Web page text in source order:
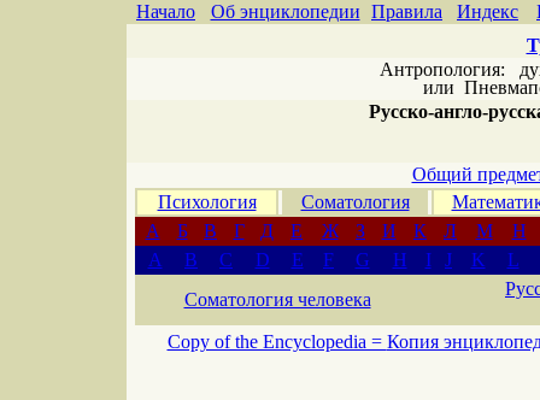
Начало Об энциклопедии Правила Индекс
Антропология:
или
Русско-англо-
Общий
Психология
Соматология
А
Б В Г Д Е Ж З И К Л М
Н
A
B C D E F G H I J K
L
Соматология человека
Copy of the Encyclopedia = Копия